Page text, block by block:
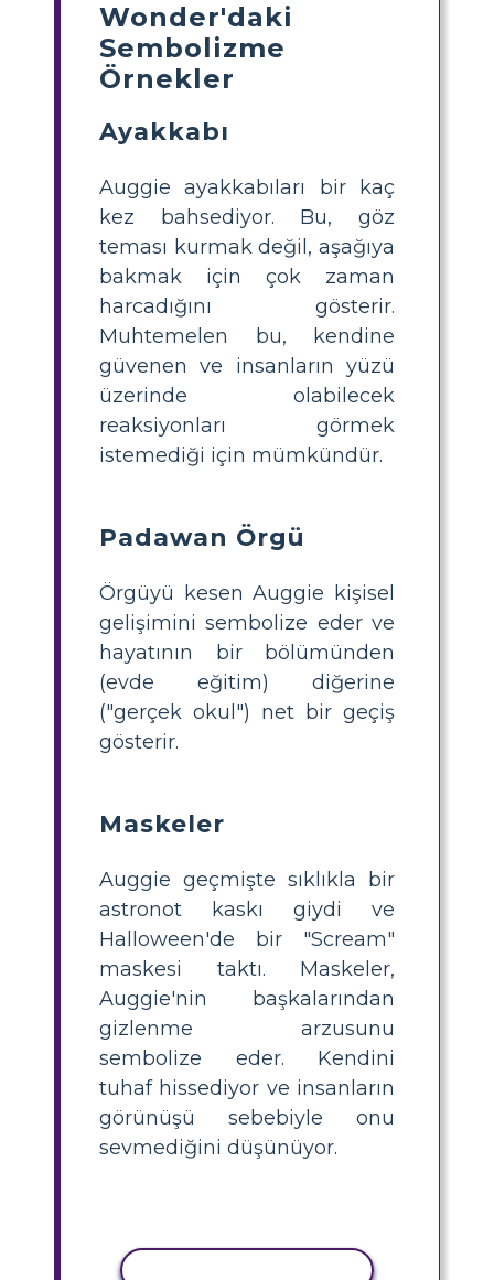
Wonder'daki
Sembolizme
Örnekler
Ayakkabı
Auggie ayakkabıları bir kaç
kez bahsediyor. Bu, göz
teması kurmak değil, aşağıya
bakmak için çok zaman
harcadığını gösterir.
Muhtemelen bu, kendine
güvenen ve insanların yüzü
üzerinde olabilecek
reaksiyonları görmek
istemediği için mümkündür.
Padawan Örgü
Örgüyü kesen Auggie kişisel
gelişimini sembolize eder ve
hayatının bir bölümünden
(evde eğitim) diğerine
("gerçek okul") net bir geçiş
gösterir.
Maskeler
Auggie geçmişte sıklıkla bir
astronot kaskı giydi ve
Halloween'de bir "Scream"
maskesi taktı. Maskeler,
Auggie'nin başkalarından
gizlenme arzusunu
sembolize eder. Kendini
tuhaf hissediyor ve insanların
görünüşü sebebiyle onu
sevmediğini düşünüyor.